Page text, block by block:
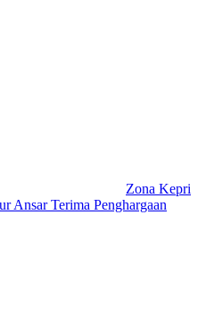
Zona Kepri
Ansar Terima Penghargaan